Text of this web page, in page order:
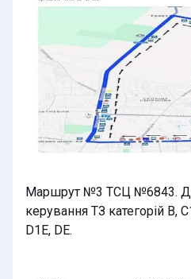
Маршрут №3 ТСЦ №6843.
керування ТЗ категорій B,
D1E, DE.